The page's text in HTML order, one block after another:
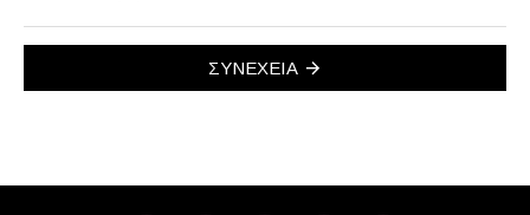
ΣΥΝΈΧΕΙΑ